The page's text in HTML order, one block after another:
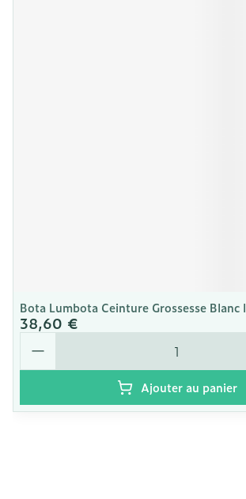
Bota Lumbota Ceinture Grossesse Blanc l
38,60 €
Quantité
Ajouter au panier